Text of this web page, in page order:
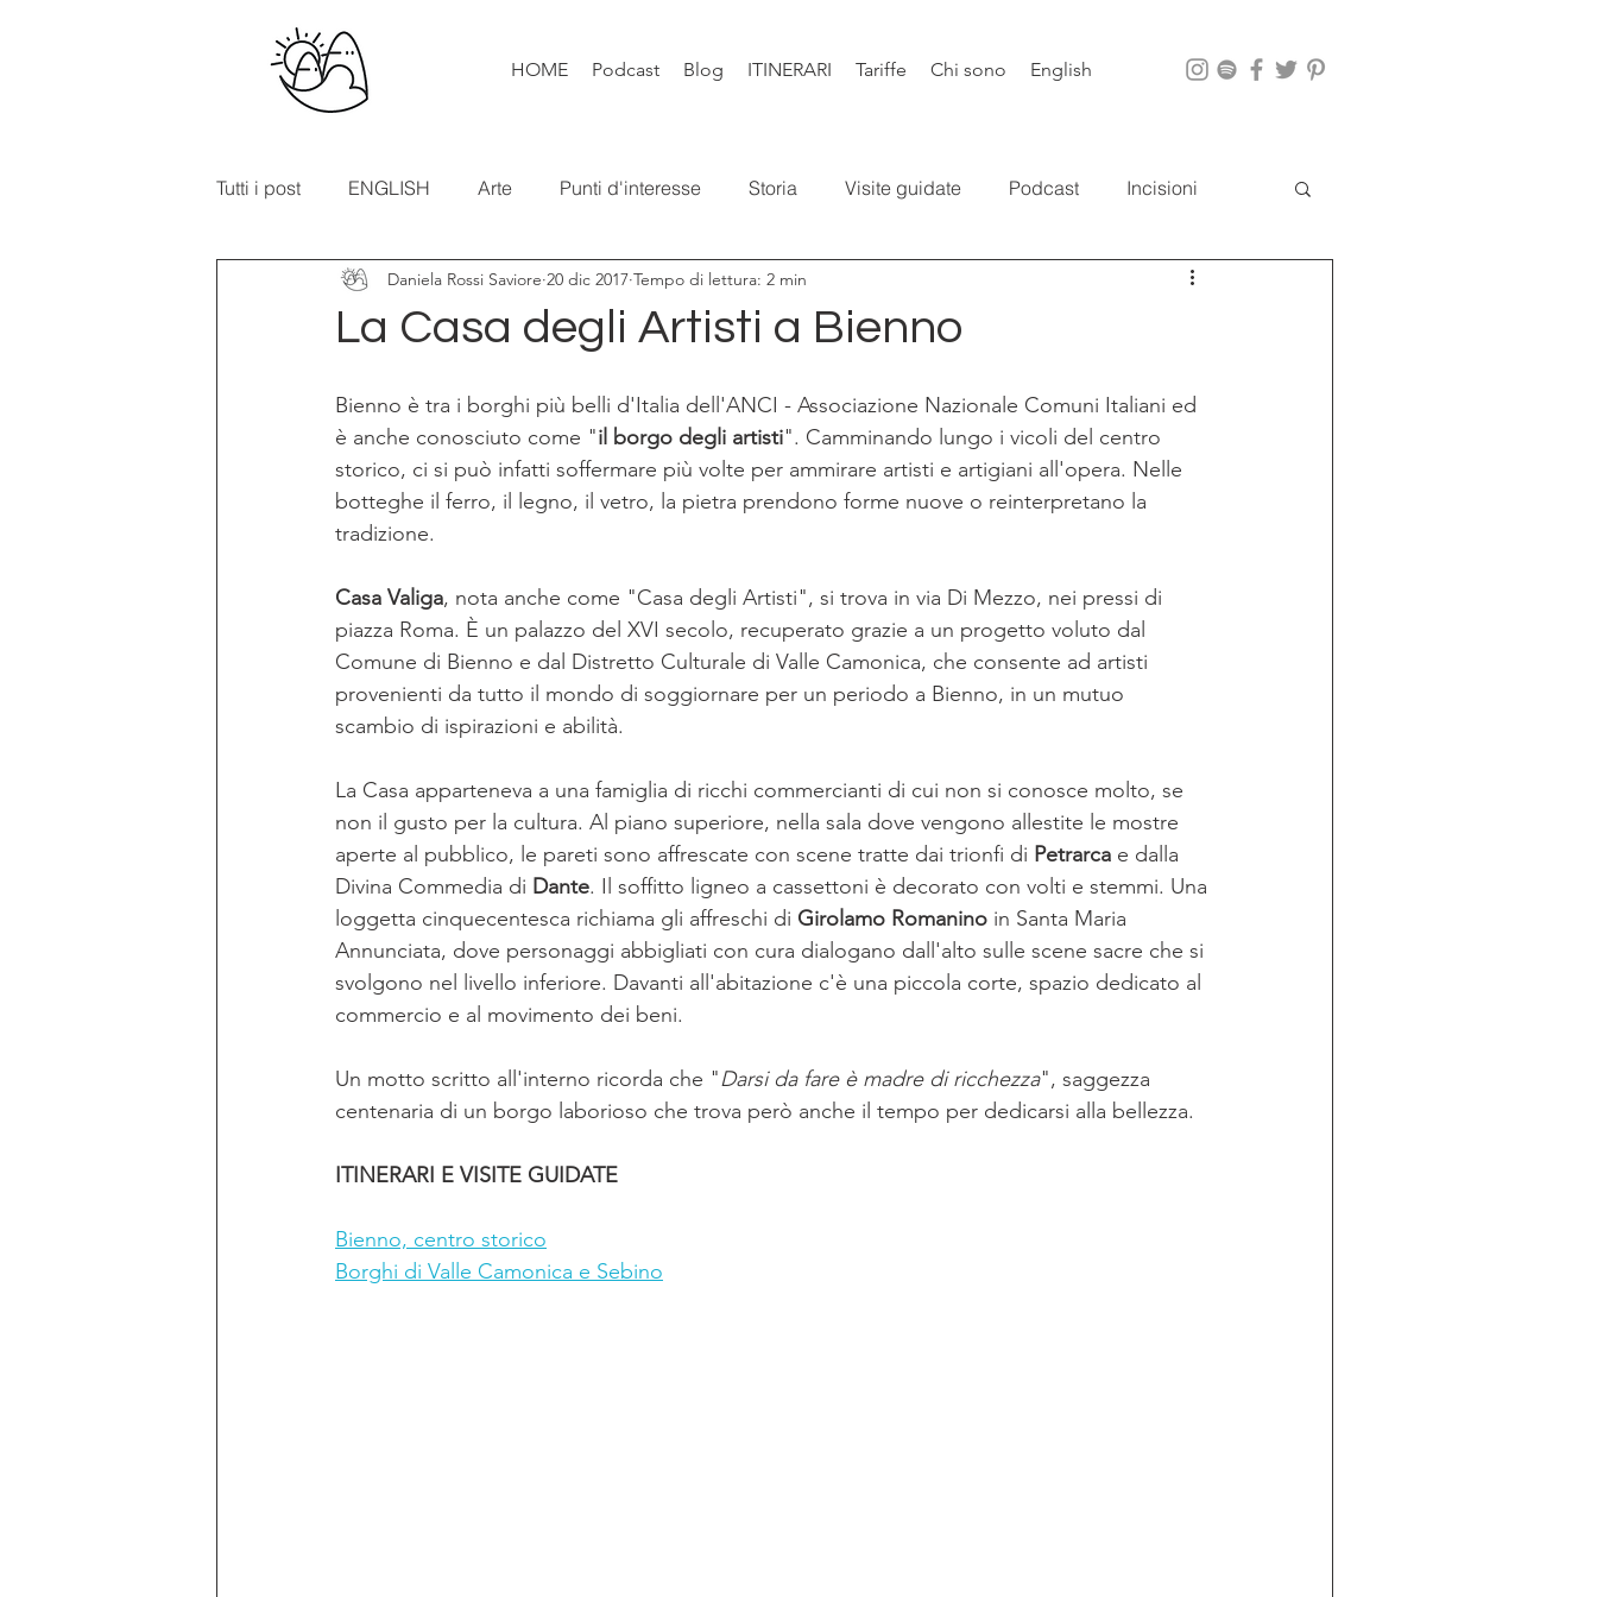
HOME Podcast Blog ITINERARI Tariffe Chi sono English
Tutti i post ENGLISH Arte Punti d'interesse Storia Visite guidate Podcast Incisioni
Cibo e vino Turismo Leggende Santi e Bibbia
La Casa degli Artisti a Bienno
Daniela Rossi Saviore 20 dic 2017 Tempo di lettura: 2 min
Bienno è tra i borghi più belli d'Italia dell'ANCI - Associazione Nazionale Comuni Italiani ed
è anche conosciuto come "il borgo degli artisti". Camminando lungo i vicoli del centro
storico, ci si può infatti soffermare più volte per ammirare artisti e artigiani all'opera. Nelle
botteghe il ferro, il legno, il vetro, la pietra prendono forme nuove o reinterpretano la
tradizione.
Casa Valiga, nota anche come "Casa degli Artisti", si trova in via Di Mezzo, nei pressi di
piazza Roma. È un palazzo del XVI secolo, recuperato grazie a un progetto voluto dal
Comune di Bienno e dal Distretto Culturale di Valle Camonica, che consente ad artisti
provenienti da tutto il mondo di soggiornare per un periodo a Bienno, in un mutuo
scambio di ispirazioni e abilità.
La Casa apparteneva a una famiglia di ricchi commercianti di cui non si conosce molto, se
non il gusto per la cultura. Al piano superiore, nella sala dove vengono allestite le mostre
aperte al pubblico, le pareti sono affrescate con scene tratte dai trionfi di Petrarca e dalla
Divina Commedia di Dante. Il soffitto ligneo a cassettoni è decorato con volti e stemmi. Una
loggetta cinquecentesca richiama gli affreschi di Girolamo Romanino in Santa Maria
Annunciata, dove personaggi abbigliati con cura dialogano dall'alto sulle scene sacre che si
svolgono nel livello inferiore. Davanti all'abitazione c'è una piccola corte, spazio dedicato al
commercio e al movimento dei beni.
Un motto scritto all'interno ricorda che "Darsi da fare è madre di ricchezza", saggezza
centenaria di un borgo laborioso che trova però anche il tempo per dedicarsi alla bellezza.
ITINERARI E VISITE GUIDATE
Bienno, centro storico
Borghi di Valle Camonica e Sebino